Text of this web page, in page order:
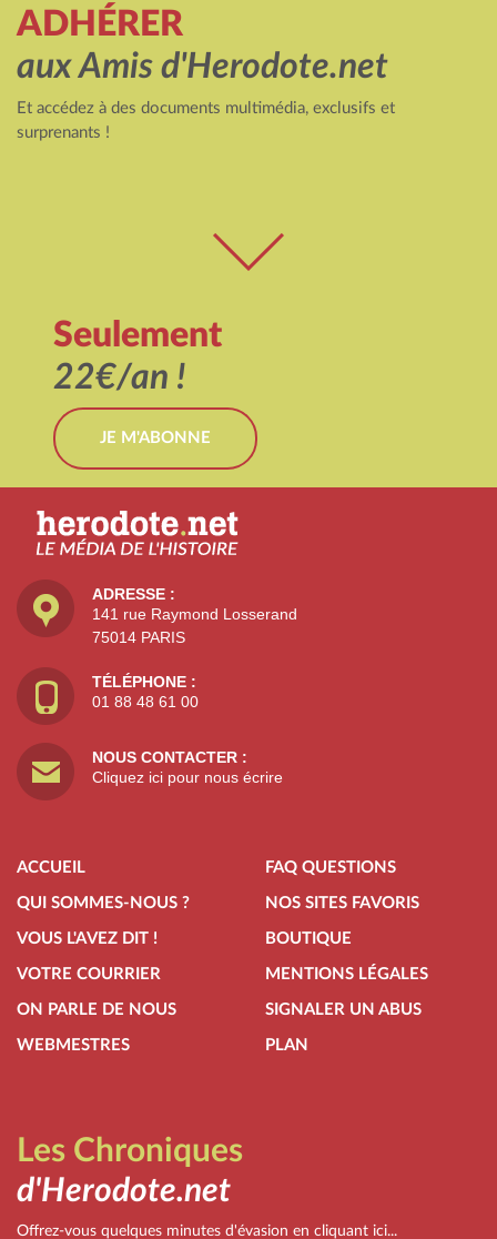
ADHÉRER
aux Amis d'Herodote.net
Et accédez à des documents multimédia, exclusifs et
surprenants !
Seulement
22€/an !
JE M'ABONNE
ADRESSE :
141 rue Raymond Losserand
75014 PARIS
TÉLÉPHONE :
01 88 48 61 00
NOUS CONTACTER :
Cliquez ici pour nous écrire
ACCUEIL
QUI SOMMES-NOUS ?
VOUS L'AVEZ DIT !
VOTRE COURRIER
ON PARLE DE NOUS
WEBMESTRES
FAQ QUESTIONS
NOS SITES FAVORIS
BOUTIQUE
MENTIONS LÉGALES
SIGNALER UN ABUS
PLAN
Les Chroniques
d'Herodote.net
Offrez-vous quelques minutes d'évasion en cliquant ici...